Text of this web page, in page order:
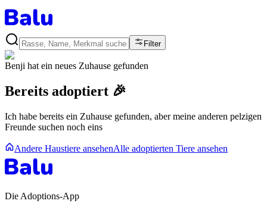
Filter
Benji hat ein neues Zuhause gefunden
Bereits adoptiert 🎉
Ich habe bereits ein Zuhause gefunden, aber meine anderen pelzigen
Freunde suchen noch eins
Andere Haustiere ansehenAlle adoptierten Tiere ansehen
Die Adoptions-App